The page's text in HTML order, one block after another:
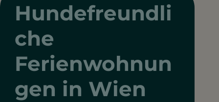
Hundefreundli
che
Ferienwohnun
gen in Wien